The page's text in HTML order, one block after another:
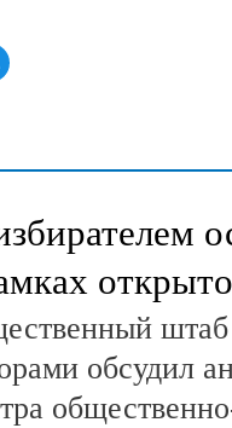
обсудил